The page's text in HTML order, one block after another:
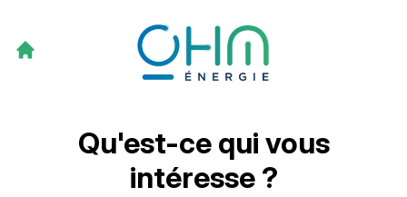
Qu'est-ce qui vous
intéresse ?